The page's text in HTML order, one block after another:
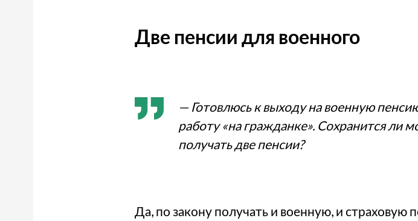
Две пенсии для военного
— Готовлюсь к выходу на военную
работу «на гражданке». Сохранится ли
получать две пенсии?
Да, по закону получать и военную, и страховую